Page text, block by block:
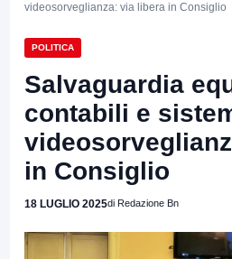
videosorveglianza: via libera in Consiglio
POLITICA
Salvaguardia
contabili e
in Consiglio
18 LUGLIO 2025di Redazione Bn